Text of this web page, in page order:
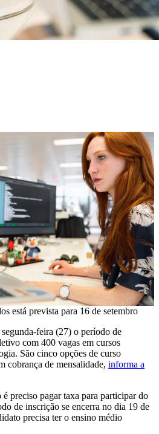
está prevista para 16 de setembro
feira (27) o período de
com 400 vagas em cursos
São cinco opções de curso
cobrança de mensalidade, informa a
preciso pagar taxa para participar do
de inscrição se encerra no dia 19 de
precisa ter o ensino médio